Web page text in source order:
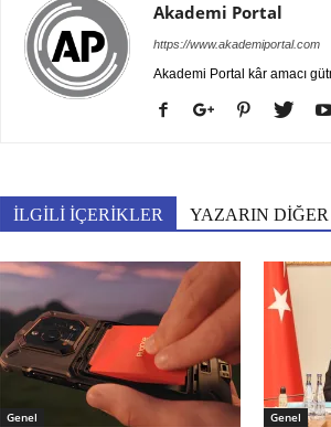
Akademi Portal
https://www.akademiportal.com
Akademi Portal kâr amacı
İLGİLİ İÇERİKLER YAZARIN
Genel Genel